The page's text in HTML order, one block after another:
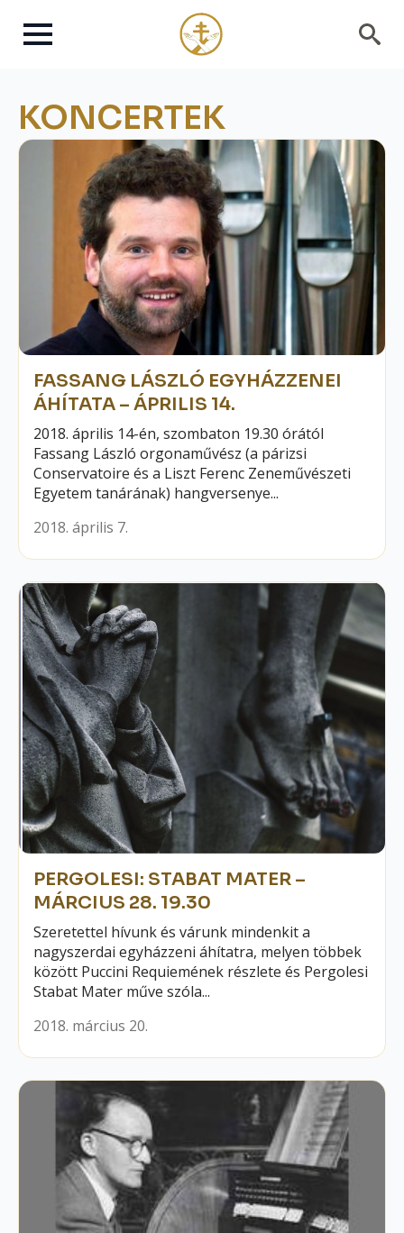
KONCERTEK
FASSANG LÁSZLÓ EGYHÁZZENEI
ÁHÍTATA – ÁPRILIS 14.
2018. április 14-én, szombaton 19.30 órától
Fassang László orgonaművész (a párizsi
Conservatoire és a Liszt Ferenc Zeneművészeti
Egyetem tanárának) hangversenye...
2018. április 7.
PERGOLESI: STABAT MATER –
MÁRCIUS 28. 19.30
Szeretettel hívunk és várunk mindenkit a
nagyszerdai egyházzeni áhítatra, melyen többek
között Puccini Requiemének részlete és Pergolesi
Stabat Mater műve szóla...
2018. március 20.